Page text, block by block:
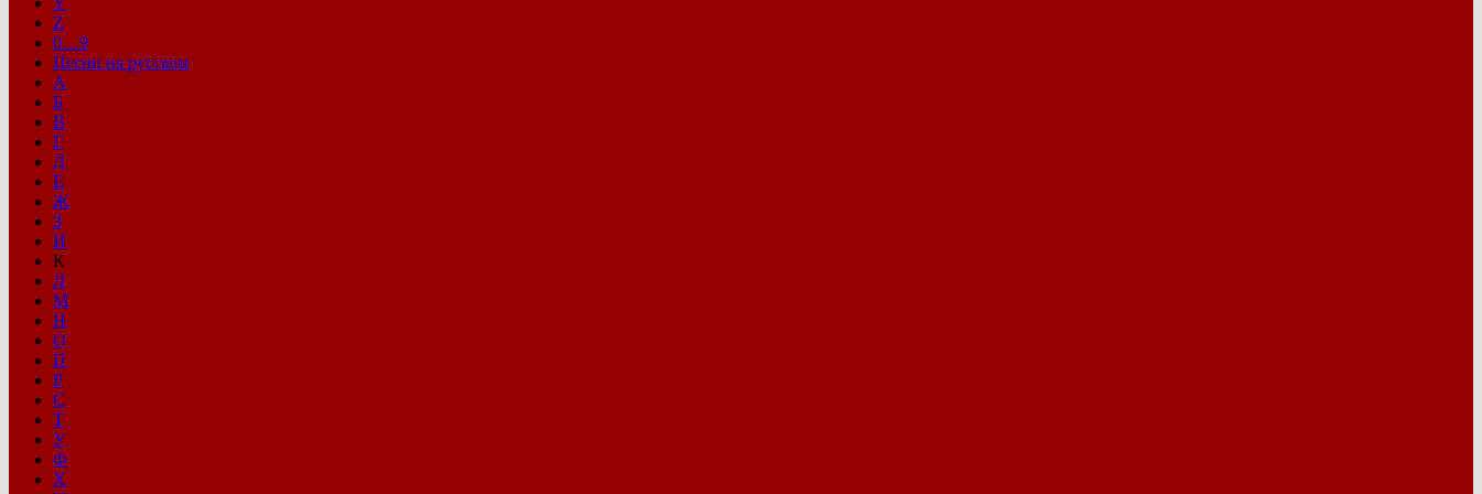
Z
0…9
Песни на русском
А
Б
В
Г
Д
Е
Ж
З
И
К
Л
М
Н
О
П
Р
С
Т
У
Ф
Х